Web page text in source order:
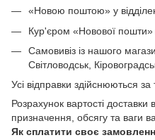
«Новою поштою» у
Кур'єром «Новової пошти»
Самовивіз із нашого
Світловодськ,
Усі відправки здійснюються
Розрахунок вартості доставки
призначення, обсягу та ваги
Як сплатити своє